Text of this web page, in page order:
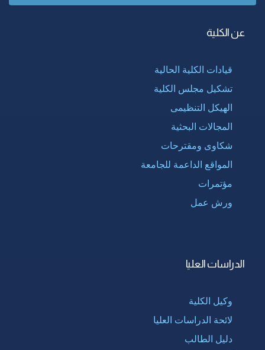
عن الكلية
قيادات الكلية الحالية
تشكيل مجلس الكلية
الهيكل التنظيمى
المجالات البحثية
شكاوى ومقترحات
المواقع الداعمة للجامعة
مؤتمرات
ورش عمل
الدراسات العليا
وكيل الكلية
لائحة الدراسات العليا
دليل الطالب